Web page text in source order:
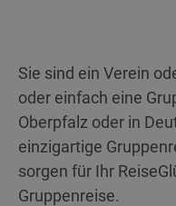
Sie sind ein Verein
oder einfach eine
Oberpfalz oder in
einzigartige
sorgen für Ihr
Gruppenreise.